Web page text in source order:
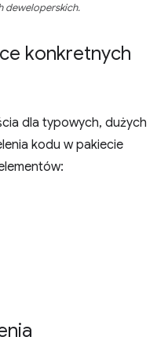
deweloperskich.
konkretnych
dla typowych, dużych
kodu w pakiecie